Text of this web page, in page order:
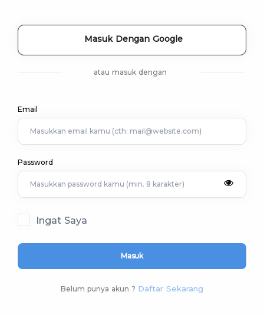
Masuk Dengan Google
atau masuk dengan
Email
Password
Ingat Saya
Masuk
Belum punya akun ? Daftar Sekarang